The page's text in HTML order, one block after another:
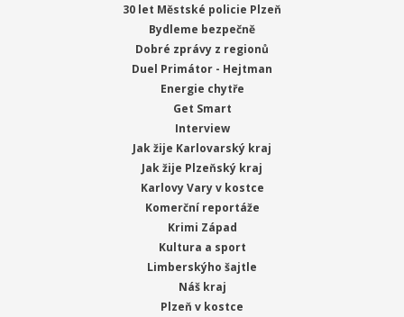
30 let Městské policie Plzeň
Bydleme bezpečně
Dobré zprávy z regionů
Duel Primátor - Hejtman
Energie chytře
Get Smart
Interview
Jak žije Karlovarský kraj
Jak žije Plzeňský kraj
Karlovy Vary v kostce
Komerční reportáže
Krimi Západ
Kultura a sport
Limberskýho šajtle
Náš kraj
Plzeň v kostce